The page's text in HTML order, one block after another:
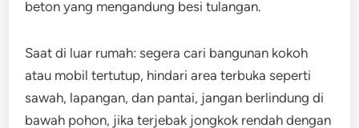
beton yang mengandung besi tulangan.
Saat di luar rumah: segera cari bangunan kokoh
atau mobil tertutup, hindari area terbuka seperti
sawah, lapangan, dan pantai, jangan berlindung di
bawah pohon, jika terjebak jongkok rendah dengan